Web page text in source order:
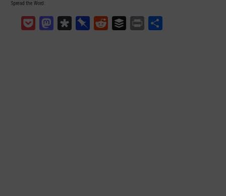
Spread the Word:
Pocket MastodonDiasporaPinboardReddit Buffer Print